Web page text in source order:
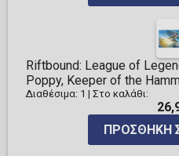
Riftbound: League of
Poppy, Keeper of the
Διαθέσιμα: 1 | Στο καλάθι:
ΠΡΟΣΘΉΚΗ